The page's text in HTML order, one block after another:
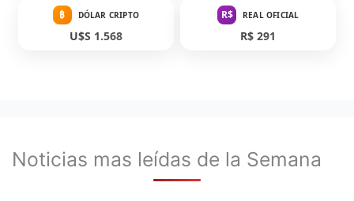
₿ DÓLAR CRIPTO
U$S 1.568
R$ REAL OFICIAL
R$ 291
Noticias mas leídas de la Semana